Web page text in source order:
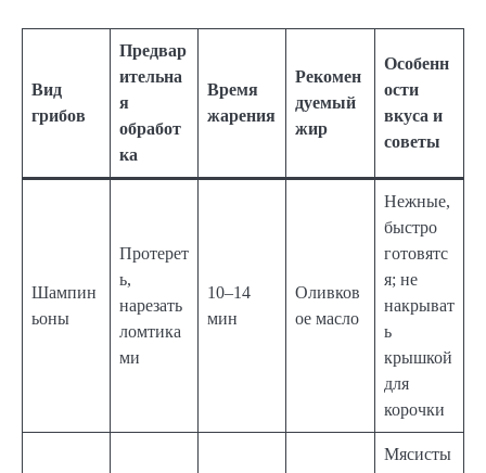
Вид
грибов
Предвар
ительна
я
обработ
ка
Время
жарения
Рекомен
дуемый
жир
Особенн
ости
вкуса и
советы
Шампин
ьоны
Протерет
ь,
нарезать
ломтика
ми
10–14
мин
Оливков
ое масло
Нежные,
быстро
готовятс
я; не
накрыват
ь
крышкой
для
корочки
Мясисты